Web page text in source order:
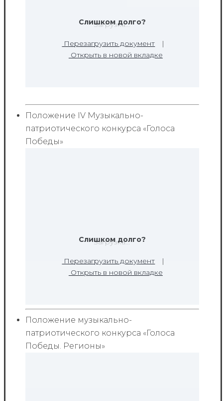
Загрузка...
Слишком долго?
Перезагрузить документ
|
Открыть в новой вкладке
Положение IV Музыкально-
патриотического конкурса «Голоса
Победы»
Загрузка...
Слишком долго?
Перезагрузить документ
|
Открыть в новой вкладке
Положение музыкально-
патриотического конкурса «Голоса
Победы. Регионы»